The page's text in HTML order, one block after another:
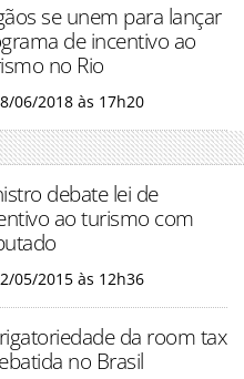
se unem para lançar
de incentivo ao
no Rio
06/2018 às 17h20
debate lei de
ao turismo com
05/2015 às 12h36
da room tax
no Brasil